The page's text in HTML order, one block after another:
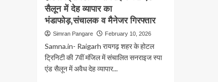
Kanya
Vivah
World
Record
of
Social
सैलून में देह व्यापार का
भंडाफोड़,संचालक व मैनेजर गिरफ्तार
Simran Pangare February 10, 2026
Samna.in- Raigarh रायगढ़ शहर के होटल
ट्रिनिटी की 7वीं मंजिल में संचालित सनराइज स्पा
एंड सैलून में अवैध देह व्यापार...